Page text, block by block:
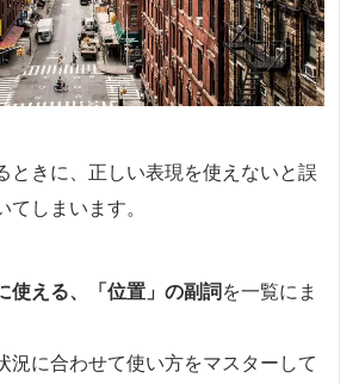
ときに、正しい表現を使えないと誤
しまいます。
使える、「位置」の副詞を一覧にま
況に合わせて使い方をマスターして